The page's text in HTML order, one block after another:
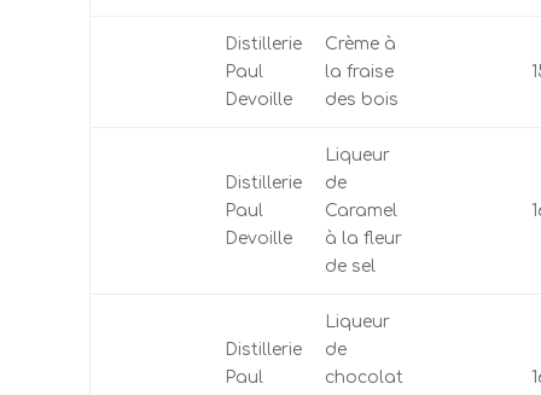
Distillerie
Paul
Devoille
Crème à
la fraise
des bois
Distillerie
Paul
Devoille
Liqueur
de
Caramel
à la fleur
de sel
Distillerie
Paul
Liqueur
de
chocolat